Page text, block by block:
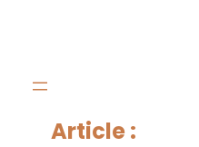
Article :